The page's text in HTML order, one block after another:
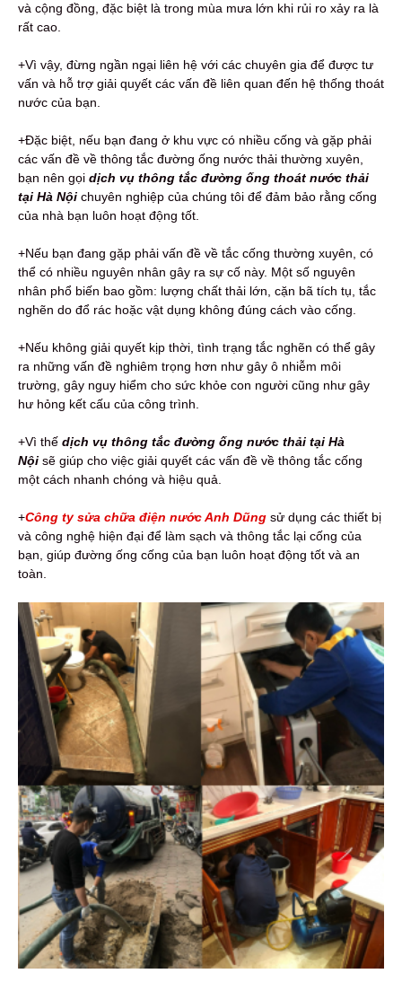
và cộng đồng, đặc biệt là trong mùa mưa lớn khi rủi ro xảy ra là
rất cao.
+Vì vậy, đừng ngần ngại liên hệ với các chuyên gia để được tư
vấn và hỗ trợ giải quyết các vấn đề liên quan đến hệ thống thoát
nước của bạn.
+Đặc biệt, nếu bạn đang ở khu vực có nhiều cống và gặp phải
các vấn đề về thông tắc đường ống nước thải thường xuyên,
bạn nên gọi dịch vụ thông tắc đường ống thoát nước thải
tại Hà Nội chuyên nghiệp của chúng tôi để đảm bảo rằng cống
của nhà bạn luôn hoạt động tốt.
+Nếu bạn đang gặp phải vấn đề về tắc cống thường xuyên, có
thể có nhiều nguyên nhân gây ra sự cố này. Một số nguyên
nhân phổ biến bao gồm: lượng chất thải lớn, cặn bã tích tụ, tắc
nghẽn do đổ rác hoặc vật dụng không đúng cách vào cống.
+Nếu không giải quyết kịp thời, tình trạng tắc nghẽn có thể gây
ra những vấn đề nghiêm trọng hơn như gây ô nhiễm môi
trường, gây nguy hiểm cho sức khỏe con người cũng như gây
hư hỏng kết cấu của công trình.
+Vì thế dịch vụ thông tắc đường ống nước thải tại Hà
Nội sẽ giúp cho việc giải quyết các vấn đề về thông tắc cống
một cách nhanh chóng và hiệu quả.
+Công ty sửa chữa điện nước Anh Dũng sử dụng các thiết bị
và công nghệ hiện đại để làm sạch và thông tắc lại cống của
bạn, giúp đường ống cống của bạn luôn hoạt động tốt và an
toàn.